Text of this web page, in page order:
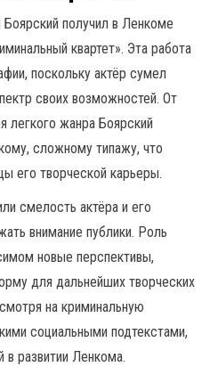
получил в Ленкоме
квартет». Эта работа
поскольку актёр сумел
своих возможностей. От
легкого жанра Боярский
сложному типажу, что
его творческой карьеры.
смелость актёра и его
внимание публики. Роль
новые перспективы,
для дальнейших творческих
на криминальную
социальными подтекстами,
в развитии Ленкома.